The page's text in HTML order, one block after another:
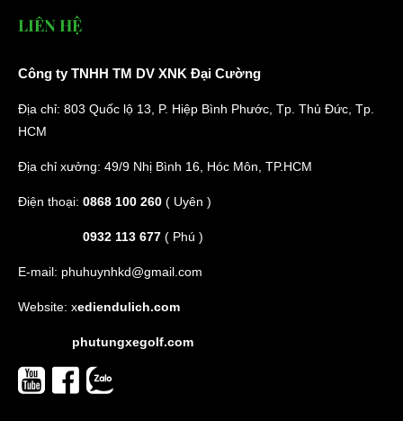
LIÊN HỆ
Công ty TNHH TM DV XNK Đại Cường
Địa chỉ: 803 Quốc lộ 13, P. Hiệp Bình Phước, Tp. Thủ Đức, Tp.
HCM
Địa chỉ xưởng: 49/9 Nhị Bình 16, Hóc Môn, TP.HCM
Điện thoại: 0868 100 260 ( Uyên )
0932 113 677 ( Phú )
E-mail: phuhuynhkd@gmail.com
Website: xediendulich.com
phutungxegolf.com